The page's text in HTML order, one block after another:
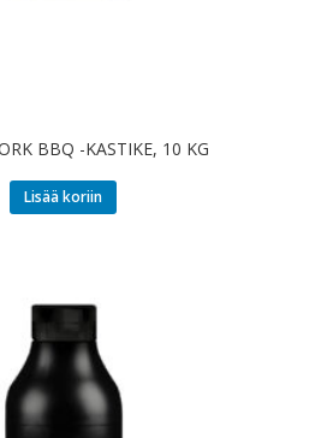
BBQ -KASTIKE, 10 KG
Lisää koriin